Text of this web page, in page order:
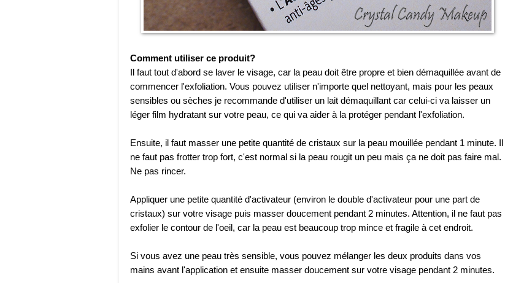
Comment utiliser ce produit?
Il faut tout d'abord se laver le visage, car la peau doit être propre et bien démaquillée avant de
commencer l'exfoliation. Vous pouvez utiliser n'importe quel nettoyant, mais pour les peaux
sensibles ou sèches je recommande d'utiliser un lait démaquillant car celui-ci va laisser un
léger film hydratant sur votre peau, ce qui va aider à la protéger pendant l'exfoliation.
Ensuite, il faut masser une petite quantité de cristaux sur la peau mouillée pendant 1 minute. Il
ne faut pas frotter trop fort, c'est normal si la peau rougit un peu mais ça ne doit pas faire mal.
Ne pas rincer.
Appliquer une petite quantité d'activateur (environ le double d'activateur pour une part de
cristaux) sur votre visage puis masser doucement pendant 2 minutes. Attention, il ne faut pas
exfolier le contour de l'oeil, car la peau est beaucoup trop mince et fragile à cet endroit.
Si vous avez une peau très sensible, vous pouvez mélanger les deux produits dans vos
mains avant l'application et ensuite masser doucement sur votre visage pendant 2 minutes.